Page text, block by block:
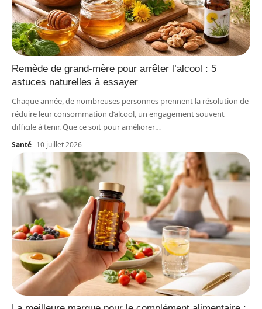
Remède de grand-mère pour arrêter l’alcool : 5
astuces naturelles à essayer
Chaque année, de nombreuses personnes prennent la résolution de
réduire leur consommation d’alcool, un engagement souvent
difficile à tenir. Que ce soit pour améliorer…
Santé 10 juillet 2026